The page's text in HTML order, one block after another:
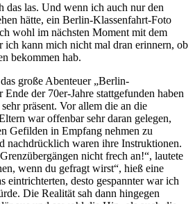
das las. Und wenn ich auch nur den
hätte, ein Berlin-Klassenfahrt-Foto
wohl im nächsten Moment mit dem
ich kann mich nicht mal dran erinnern, ob
bekommen hab.
große Abenteuer „Berlin-
der 70er-Jahre stattgefunden haben
präsent. Vor allem die an die
war offenbar sehr daran gelegen,
Gefilden in Empfang nehmen zu
nachdrücklich waren ihre Instruktionen.
nicht frech an!“, lautete
wenn du gefragt wirst“, hieß eine
eintrichterten, desto gespannter war ich
Die Realität sah dann hingegen